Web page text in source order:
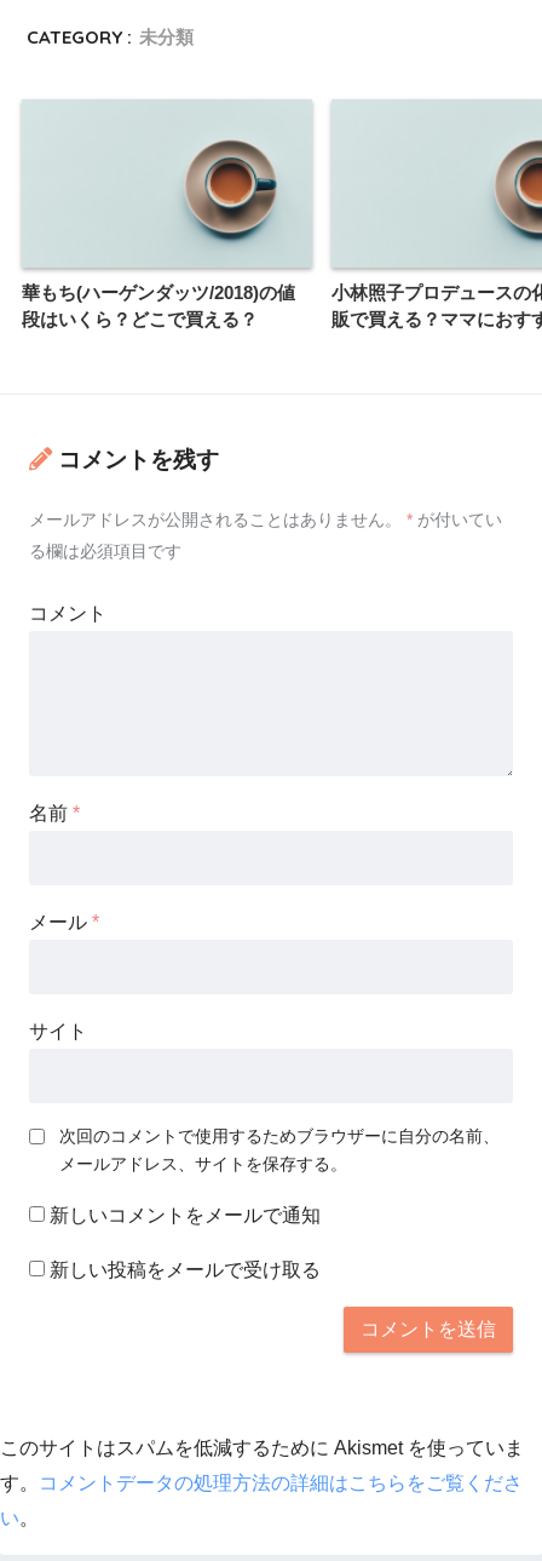
CATEGORY : 未分類
華もち(ハーゲンダッツ/2018)の値
段はいくら？どこで買える？
小林照子プロデュースの
販で買える？ママにおす
コメントを残す
メールアドレスが公開されることはありません。 * が付いてい
る欄は必須項目です
コメント
名前 *
メール *
サイト
次回のコメントで使用するためブラウザーに自分の名前、
メールアドレス、サイトを保存する。
新しいコメントをメールで通知
新しい投稿をメールで受け取る
このサイトはスパムを低減するために Akismet を使っていま
す。
コメントデータの処理方法の詳細はこちらをご覧くださ
い。